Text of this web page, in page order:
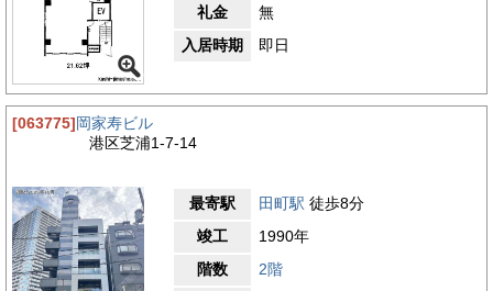
礼金
無
入居時期
即日
[063775]岡家寿ビル
港区芝浦1-7-14
最寄駅 田町駅 徒歩8分
竣工
1990年
階数
2階